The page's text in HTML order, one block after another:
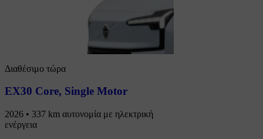
Διαθέσιμο τώρα
EX30 Core, Single Motor
2026 • 337 km αυτονομία με ηλεκτρική
ενέργεια